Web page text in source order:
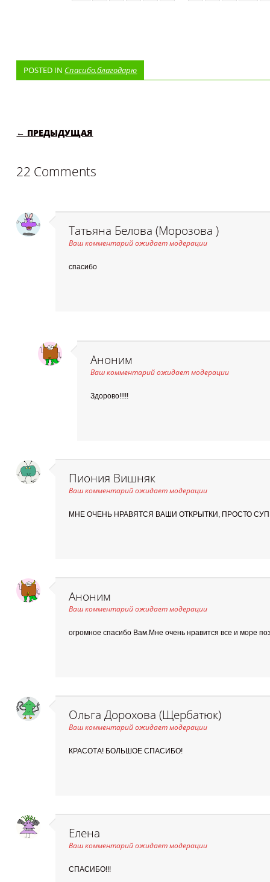
POSTED IN Спасибо,благодарю
POST NAVIGATION
← ПРЕДЫДУЩАЯ
22 Comments
Татьяна Белова (Морозова )
Ваш комментарий ожидает модерации
спасибо
Аноним
Ваш комментарий ожидает модерации
Здорово!!!!!
Пиония Вишняк
Ваш комментарий ожидает модерации
МНЕ ОЧЕНЬ НРАВЯТСЯ ВАШИ ОТКРЫТКИ, ПРОСТО
Аноним
Ваш комментарий ожидает модерации
огромное спасибо Вам.Мне очень нравится все и море
Ольга Дорохова (Щербатюк)
Ваш комментарий ожидает модерации
КРАСОТА! БОЛЬШОЕ СПАСИБО!
Елена
Ваш комментарий ожидает модерации
СПАСИБО!!!